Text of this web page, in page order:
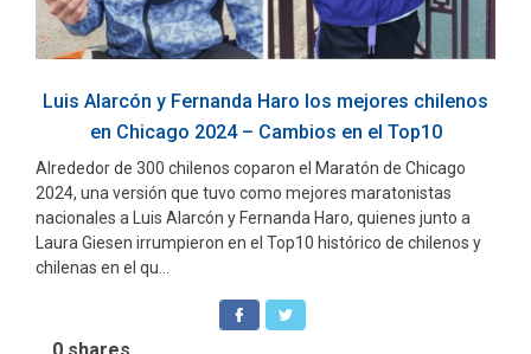
Luis Alarcón y Fernanda Haro los mejores chilenos
en Chicago 2024 – Cambios en el Top10
Alrededor de 300 chilenos coparon el Maratón de Chicago
2024, una versión que tuvo como mejores maratonistas
nacionales a Luis Alarcón y Fernanda Haro, quienes junto a
Laura Giesen irrumpieron en el Top10 histórico de chilenos y
chilenas en el qu...